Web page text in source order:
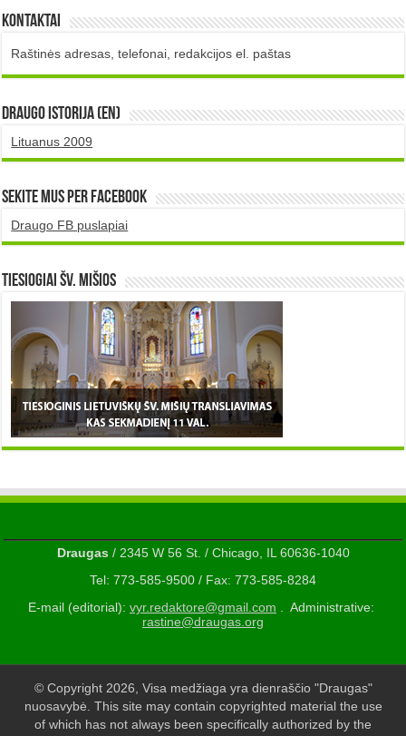
Kontaktai
Raštinės adresas, telefonai, redakcijos el. paštas
DRAUGO istorija (EN)
Lituanus 2009
Sekite mus per Facebook
Draugo FB puslapiai
TIESIOGIAI šv. MIŠIOS
Draugas/ 2345 W 56 St. / Chicago, IL 60636-1040
Tel: 773-585-9500 / Fax: 773-585-8284
E-mail (editorial): vyr.redaktore@gmail.com . Administrative:
rastine@draugas.org
© Copyright 2026, Visa medžiaga yra dienraščio "Draugas"
nuosavybė. This site may contain copyrighted material the use
of which has not always been specifically authorized by the